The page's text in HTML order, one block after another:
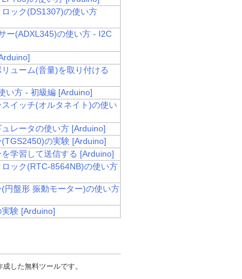
ロック(DS1307)の使い方
ー(ADXL345)の使い方 - I2C
ューム(音量)を取り付ける
い方 - 初級編 [Arduino]
イッチ(オルタネイト)の使い
レータの使い方 [Arduino]
の実験 [Arduino]
学習して送信する [Arduino]
ロック(RTC-8564NB)の使い方
円盤形 振動モーター)の使い方
験 [Arduino]
した無料ツールです。